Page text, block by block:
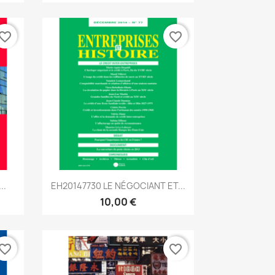
Aperçu rapide
EH20147730 LE NÉGOCIANT ET...
10,00 €
favorite_border
favorite_border